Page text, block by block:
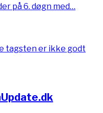
på 6. døgn med…
tagsten er ikke godt